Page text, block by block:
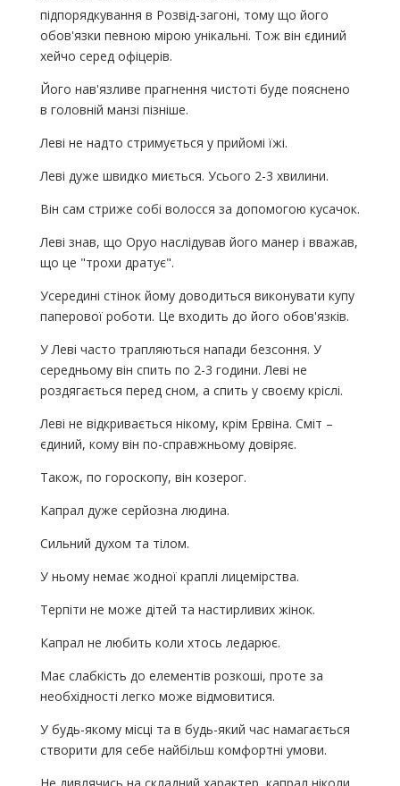
підпорядкування в Розвід-загоні, тому що його
обов'язки певною мірою унікальні. Тож він єдиний
хейчо серед офіцерів.
Його нав'язливе прагнення чистоті буде пояснено
в головній манзі пізніше.
Леві не надто стримується у прийомі їжі.
Леві дуже швидко миється. Усього 2-3 хвилини.
Він сам стриже собі волосся за допомогою кусачок.
Леві знав, що Оруо наслідував його манер і вважав,
що це "трохи дратує".
Усередині стінок йому доводиться виконувати купу
паперової роботи. Це входить до його обов'язків.
У Леві часто трапляються напади безсоння. У
середньому він спить по 2-3 години. Леві не
роздягається перед сном, а спить у своєму кріслі.
Леві не відкривається нікому, крім Ервіна. Сміт –
єдиний, кому він по-справжньому довіряє.
Також, по гороскопу, він козерог.
Капрал дуже серйозна людина.
Сильний духом та тілом.
У ньому немає жодної краплі лицемірства.
Терпіти не може дітей та настирливих жінок.
Капрал не любить коли хтось ледарює.
Має слабкість до елементів розкоші, проте за
необхідності легко може відмовитися.
У будь-якому місці та в будь-який час намагається
створити для себе найбільш комфортні умови.